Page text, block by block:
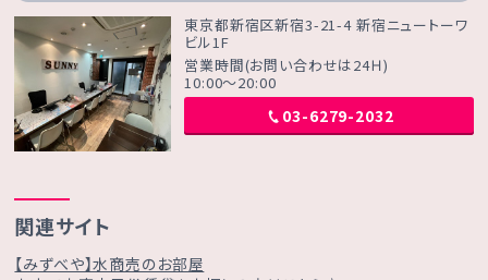
東京都新宿区新宿3-21-4 新宿ニュートーワ
ビル1F
営業時間(お問い合わせは24Ｈ)
10:00～20:00
03-6279-2032
関連サイト
【みずべや】水商売のお部屋